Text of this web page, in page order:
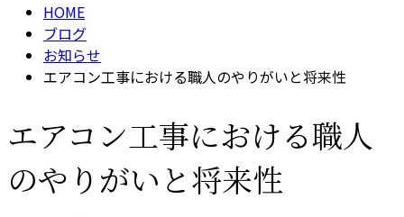
HOME
ブログ
お知らせ
エアコン工事における職人のやりがいと将来性
エアコン工事における職人
のやりがいと将来性